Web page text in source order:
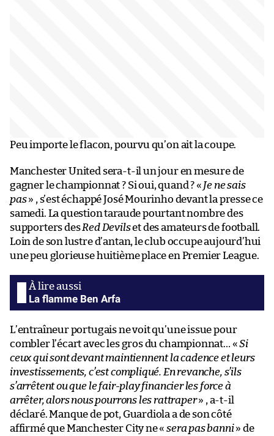
Peu importe le flacon, pourvu qu’on ait la coupe.
Manchester United sera-t-il un jour en mesure de
gagner le championnat ? Si oui, quand ? « Je ne sais
pas» , s’est échappé José Mourinho devant la presse ce
samedi. La question taraude pourtant nombre des
supporters desRed Devilset des amateurs de football.
Loin de son lustre d’antan, le club occupe aujourd’hui
une peu glorieuse huitième place en Premier League.
La flamme Ben Arfa
L’entraîneur portugais ne voit qu’une issue pour
combler l’écart avec les gros du championnat… «Si
ceux qui sont devant maintiennent la cadence et leurs
investissements, c’est compliqué. En revanche, s’ils
s’arrêtent ou que le fair-play financier les force à
arrêter, alors nous pourrons les rattraper» , a-t-il
déclaré. Manque de pot, Guardiola a de son côté
affirmé que Manchester City ne «sera pas banni» de